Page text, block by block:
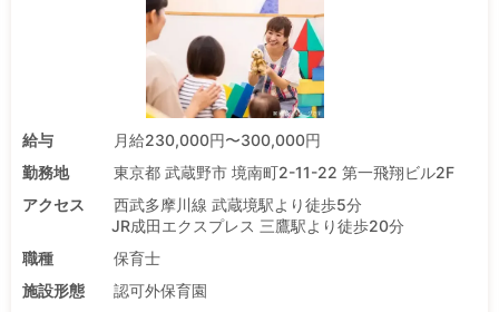
給与
月給230,000円〜300,000円
勤務地
東京都 武蔵野市 境南町2-11-22 第一飛翔ビル2F
アクセス
西武多摩川線 武蔵境駅より徒歩5分
JR成田エクスプレス 三鷹駅より徒歩20分
職種
保育士
施設形態
認可外保育園